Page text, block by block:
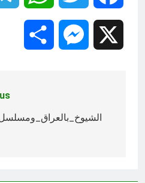
Messenger
المقالات